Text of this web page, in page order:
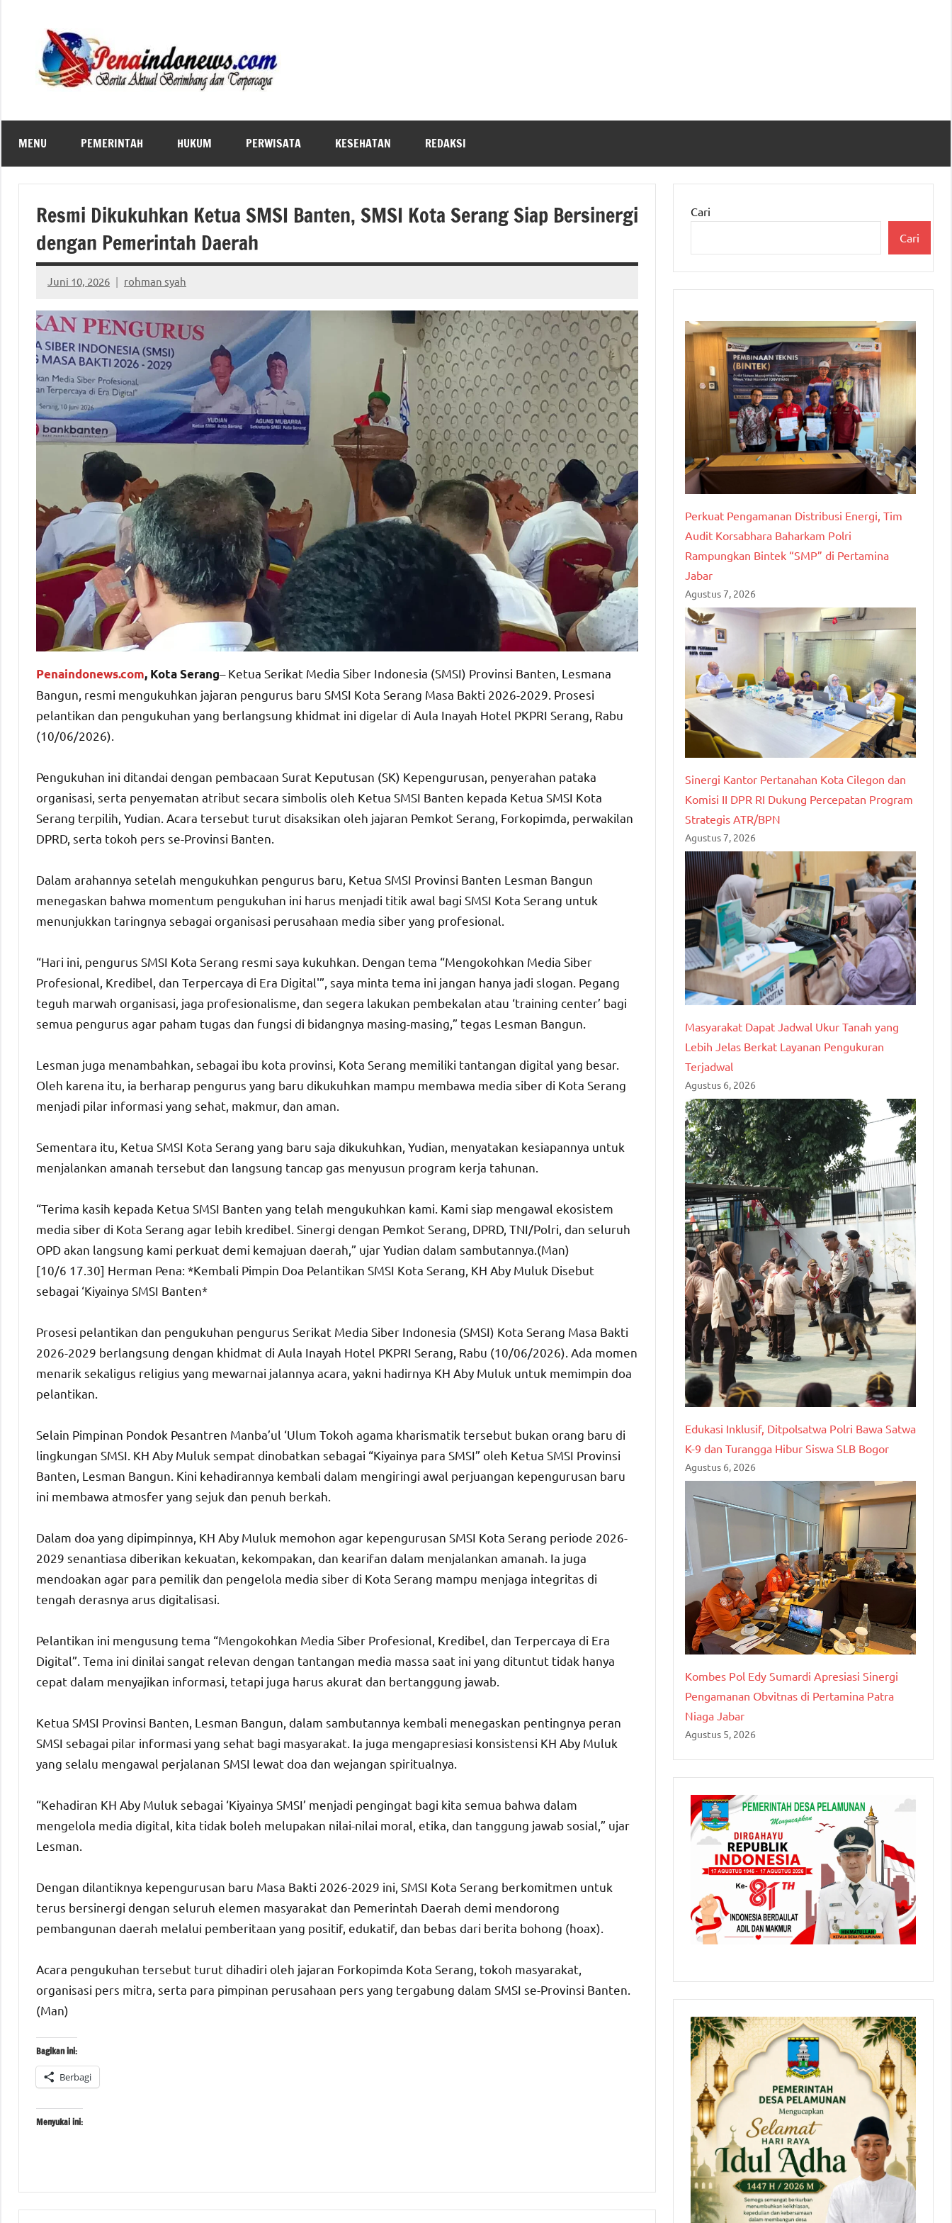
MENU PEMERINTAH HUKUM PERWISATA KESEHATAN REDAKSI
Resmi Dikukuhkan Ketua SMSI Banten, SMSI Kota Serang Siap Bersinergi
dengan Pemerintah Daerah
Juni 10, 2026 rohman syah
No
comments
Penaindonews.com, Kota Serang– Ketua Serikat Media Siber Indonesia (SMSI) Provinsi Banten, Lesmana
Bangun, resmi mengukuhkan jajaran pengurus baru SMSI Kota Serang Masa Bakti 2026-2029. Prosesi
pelantikan dan pengukuhan yang berlangsung khidmat ini digelar di Aula Inayah Hotel PKPRI Serang, Rabu
(10/06/2026).
Pengukuhan ini ditandai dengan pembacaan Surat Keputusan (SK) Kepengurusan, penyerahan pataka
organisasi, serta penyematan atribut secara simbolis oleh Ketua SMSI Banten kepada Ketua SMSI Kota
Serang terpilih, Yudian. Acara tersebut turut disaksikan oleh jajaran Pemkot Serang, Forkopimda, perwakilan
DPRD, serta tokoh pers se-Provinsi Banten.
Dalam arahannya setelah mengukuhkan pengurus baru, Ketua SMSI Provinsi Banten Lesman Bangun
menegaskan bahwa momentum pengukuhan ini harus menjadi titik awal bagi SMSI Kota Serang untuk
menunjukkan taringnya sebagai organisasi perusahaan media siber yang profesional.
“Hari ini, pengurus SMSI Kota Serang resmi saya kukuhkan. Dengan tema “Mengokohkan Media Siber
Profesional, Kredibel, dan Terpercaya di Era Digital'”, saya minta tema ini jangan hanya jadi slogan. Pegang
teguh marwah organisasi, jaga profesionalisme, dan segera lakukan pembekalan atau ‘training center’ bagi
semua pengurus agar paham tugas dan fungsi di bidangnya masing-masing,” tegas Lesman Bangun.
Lesman juga menambahkan, sebagai ibu kota provinsi, Kota Serang memiliki tantangan digital yang besar.
Oleh karena itu, ia berharap pengurus yang baru dikukuhkan mampu membawa media siber di Kota Serang
menjadi pilar informasi yang sehat, makmur, dan aman.
Sementara itu, Ketua SMSI Kota Serang yang baru saja dikukuhkan, Yudian, menyatakan kesiapannya untuk
menjalankan amanah tersebut dan langsung tancap gas menyusun program kerja tahunan.
“Terima kasih kepada Ketua SMSI Banten yang telah mengukuhkan kami. Kami siap mengawal ekosistem
media siber di Kota Serang agar lebih kredibel. Sinergi dengan Pemkot Serang, DPRD, TNI/Polri, dan seluruh
OPD akan langsung kami perkuat demi kemajuan daerah,” ujar Yudian dalam sambutannya.(Man)
[10/6 17.30] Herman Pena: *Kembali Pimpin Doa Pelantikan SMSI Kota Serang, KH Aby Muluk Disebut
sebagai ‘Kiyainya SMSI Banten*
Prosesi pelantikan dan pengukuhan pengurus Serikat Media Siber Indonesia (SMSI) Kota Serang Masa Bakti
2026-2029 berlangsung dengan khidmat di Aula Inayah Hotel PKPRI Serang, Rabu (10/06/2026). Ada momen
menarik sekaligus religius yang mewarnai jalannya acara, yakni hadirnya KH Aby Muluk untuk memimpin doa
pelantikan.
Selain Pimpinan Pondok Pesantren Manba’ul ‘Ulum Tokoh agama kharismatik tersebut bukan orang baru di
lingkungan SMSI. KH Aby Muluk sempat dinobatkan sebagai “Kiyainya para SMSI” oleh Ketua SMSI Provinsi
Banten, Lesman Bangun. Kini kehadirannya kembali dalam mengiringi awal perjuangan kepengurusan baru
ini membawa atmosfer yang sejuk dan penuh berkah.
Dalam doa yang dipimpinnya, KH Aby Muluk memohon agar kepengurusan SMSI Kota Serang periode 2026-
2029 senantiasa diberikan kekuatan, kekompakan, dan kearifan dalam menjalankan amanah. Ia juga
mendoakan agar para pemilik dan pengelola media siber di Kota Serang mampu menjaga integritas di
tengah derasnya arus digitalisasi.
Pelantikan ini mengusung tema “Mengokohkan Media Siber Profesional, Kredibel, dan Terpercaya di Era
Digital”. Tema ini dinilai sangat relevan dengan tantangan media massa saat ini yang dituntut tidak hanya
cepat dalam menyajikan informasi, tetapi juga harus akurat dan bertanggung jawab.
Ketua SMSI Provinsi Banten, Lesman Bangun, dalam sambutannya kembali menegaskan pentingnya peran
SMSI sebagai pilar informasi yang sehat bagi masyarakat. Ia juga mengapresiasi konsistensi KH Aby Muluk
yang selalu mengawal perjalanan SMSI lewat doa dan wejangan spiritualnya.
“Kehadiran KH Aby Muluk sebagai ‘Kiyainya SMSI’ menjadi pengingat bagi kita semua bahwa dalam
mengelola media digital, kita tidak boleh melupakan nilai-nilai moral, etika, dan tanggung jawab sosial,” ujar
Lesman.
Dengan dilantiknya kepengurusan baru Masa Bakti 2026-2029 ini, SMSI Kota Serang berkomitmen untuk
terus bersinergi dengan seluruh elemen masyarakat dan Pemerintah Daerah demi mendorong
pembangunan daerah melalui pemberitaan yang positif, edukatif, dan bebas dari berita bohong (hoax).
Acara pengukuhan tersebut turut dihadiri oleh jajaran Forkopimda Kota Serang, tokoh masyarakat,
organisasi pers mitra, serta para pimpinan perusahaan pers yang tergabung dalam SMSI se-Provinsi Banten.
(Man)
Bagikan ini:
Berbagi
Menyukai ini:
Cari
Cari
Perkuat Pengamanan Distribusi Energi, Tim
Audit Korsabhara Baharkam Polri
Rampungkan Bintek “SMP” di Pertamina
Jabar
Agustus 7, 2026
Sinergi Kantor Pertanahan Kota Cilegon dan
Komisi II DPR RI Dukung Percepatan Program
Strategis ATR/BPN
Agustus 7, 2026
Masyarakat Dapat Jadwal Ukur Tanah yang
Lebih Jelas Berkat Layanan Pengukuran
Terjadwal
Agustus 6, 2026
Edukasi Inklusif, Ditpolsatwa Polri Bawa Satwa
K-9 dan Turangga Hibur Siswa SLB Bogor
Agustus 6, 2026
Kombes Pol Edy Sumardi Apresiasi Sinergi
Pengamanan Obvitnas di Pertamina Patra
Niaga Jabar
Agustus 5, 2026